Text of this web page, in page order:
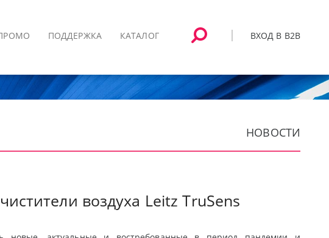
ВХОД В B2B
ПОДДЕРЖКА КАТАЛОГ
НОВОСТИ
воздуха Leitz TruSens